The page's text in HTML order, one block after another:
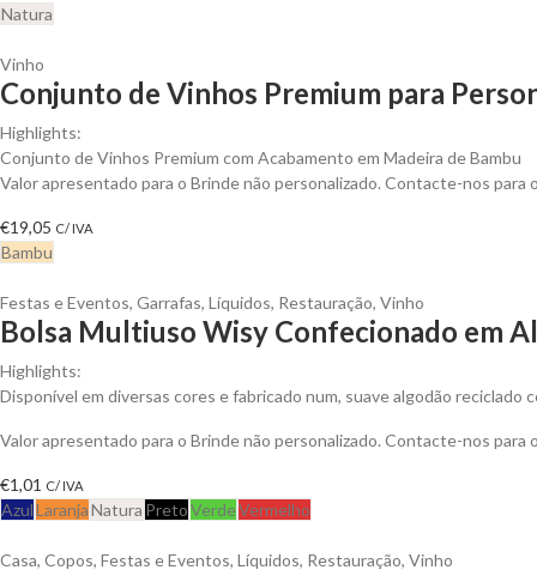
Natura
Vinho
Conjunto de Vinhos Premium para
Highlights:
Conjunto de Vinhos Premium com Acabamento em Madeira de Bambu
Valor apresentado para o Brinde não personalizado. Contacte-nos
€19,05 C/ IVA
Bambu
Festas e Eventos, Garrafas, Líquidos, Restauração, Vinho
Bolsa Multiuso Wisy Confecionado em
Highlights:
Disponível em diversas cores e fabricado num, suave algodão reciclado
Valor apresentado para o Brinde não personalizado. Contacte-nos
€1,01 C/ IVA
AzulLaranjaNatura PretoVerdeVermelho
Casa, Copos, Festas e Eventos, Líquidos, Restauração, Vinho